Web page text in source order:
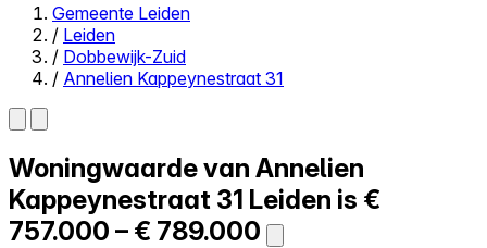
Close menu
Zelf kopen
Alles-in-één
Reviews
Prijzen
Gemeente Leiden
/ Leiden
/ Dobbewijk-Zuid
/ Annelien Kappeynestraat 31
Woningwaarde van Annelien
Kappeynestraat 31 Leiden is €
757.000 – € 789.000